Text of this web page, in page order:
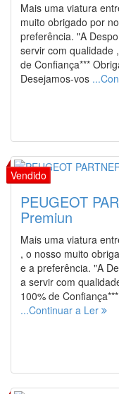
Mais uma viatura
muito obrigado por
preferência. "A
servir com qualidade
de Confiança***
Desejamos-vos
PEUGEOT
Premiun
Mais uma viatura
, o nosso muito
e a preferência. "A
a servir com
100% de
...Continuar a Ler